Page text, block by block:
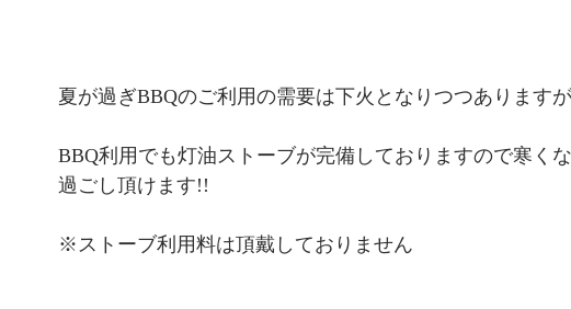
夏が過ぎBBQのご利用の需要は下火となりつつあります
BBQ利用でも灯油ストーブが完備しておりますので寒く
過ごし頂けます!!
※ストーブ利用料は頂戴しておりません